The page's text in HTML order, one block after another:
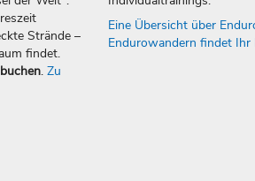
Strände –
findet.
.Zu
Eine Übersicht über
Endurowandern findet Ihr